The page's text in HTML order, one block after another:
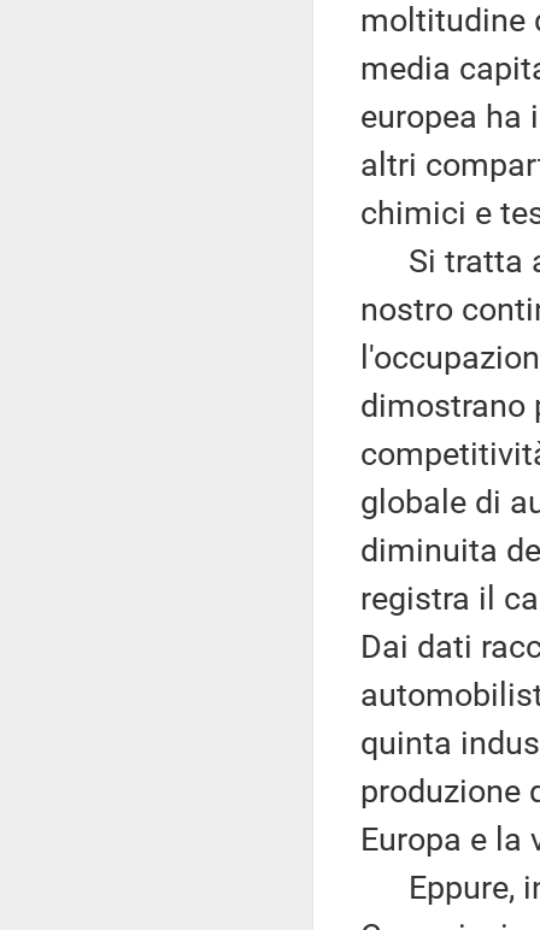
moltitudine
media
europea ha
altri
chimici e
Si tratta
nostro
dimostrano
globale di
diminuita
registra il
Dai dati
quinta
produzione
Europa e la
Eppure,